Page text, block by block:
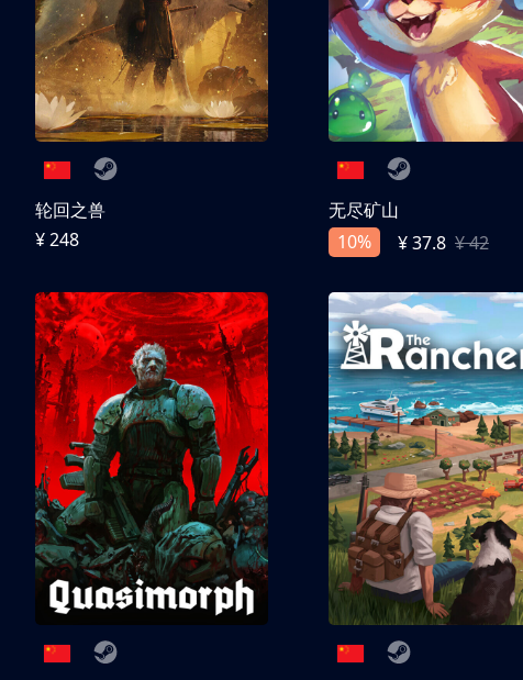
轮回之兽
¥ 248
无尽矿山
10%
¥ 37.8 ¥ 42